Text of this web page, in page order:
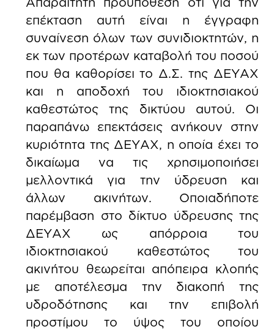
επέκταση αυτή είναι η έγγραφη
συναίνεση όλων των συνιδιοκτητών, η
εκ των προτέρων καταβολή του ποσού
που θα καθορίσει το Δ.Σ. της ΔΕΥΑΧ
και η αποδοχή του ιδιοκτησιακού
καθεστώτος της δικτύου αυτού. Οι
παραπάνω επεκτάσεις ανήκουν στην
κυριότητα της ΔΕΥΑΧ, η οποία έχει το
δικαίωμα να τις χρησιμοποιήσει
μελλοντικά για την ύδρευση και
άλλων ακινήτων. Οποιαδήποτε
παρέμβαση στο δίκτυο ύδρευσης της
ΔΕΥΑΧ ως απόρροια του
ιδιοκτησιακού καθεστώτος του
ακινήτου θεωρείται απόπειρα κλοπής
με αποτέλεσμα την διακοπή της
υδροδότησης και την επιβολή
προστίμου το ύψος του οποίου